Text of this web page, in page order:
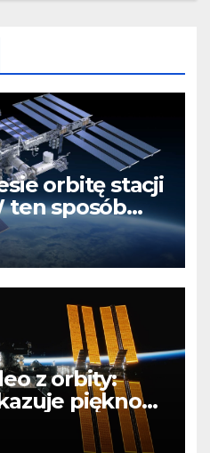
orbitę stacji
ten sposób
który
ISS
z orbity:
piękno
ISS